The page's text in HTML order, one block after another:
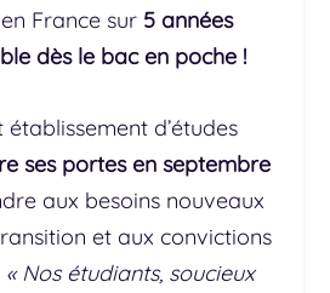
France sur 5 années
dès le bac en poche !
établissement d’études
ses portes en septembre
aux besoins nouveaux
et aux convictions
« Nos étudiants, soucieux